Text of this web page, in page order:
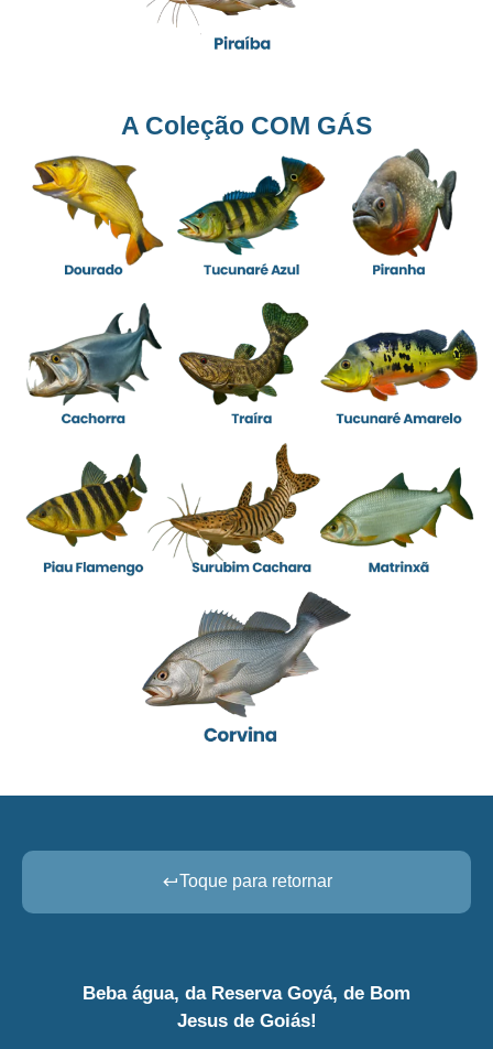
A Coleção COM GÁS
Toque para retornar
Beba água, da Reserva Goyá, de Bom
Jesus de Goiás!